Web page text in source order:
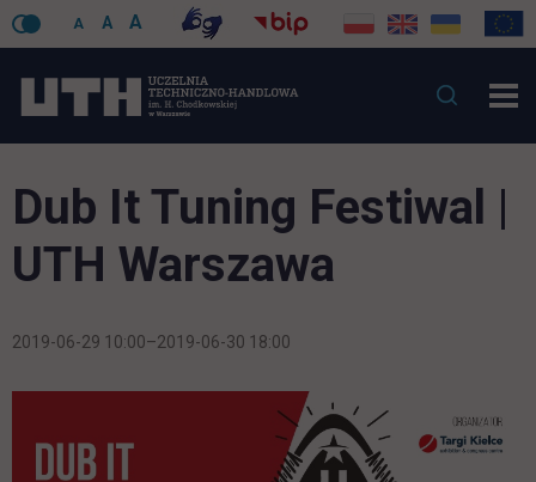
A A A
Dub It Tuning Festiwal |
UTH Warszawa
2019-06-29 10:00–2019-06-30 18:00